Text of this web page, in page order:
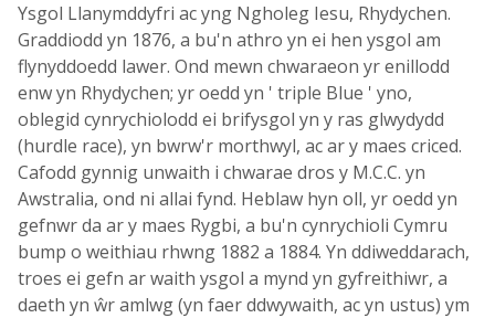
Ysgol Llanymddyfri ac yng Ngholeg Iesu, Rhydychen.
Graddiodd yn 1876, a bu'n athro yn ei hen ysgol am
flynyddoedd lawer. Ond mewn chwaraeon yr enillodd
enw yn Rhydychen; yr oedd yn ' triple Blue ' yno,
oblegid cynrychiolodd ei brifysgol yn y ras glwydydd
(hurdle race), yn bwrw'r morthwyl, ac ar y maes criced.
Cafodd gynnig unwaith i chwarae dros y M.C.C. yn
Awstralia, ond ni allai fynd. Heblaw hyn oll, yr oedd yn
gefnwr da ar y maes Rygbi, a bu'n cynrychioli Cymru
bump o weithiau rhwng 1882 a 1884. Yn ddiweddarach,
troes ei gefn ar waith ysgol a mynd yn gyfreithiwr, a
daeth yn ŵr amlwg (yn faer ddwywaith, ac yn ustus) ym